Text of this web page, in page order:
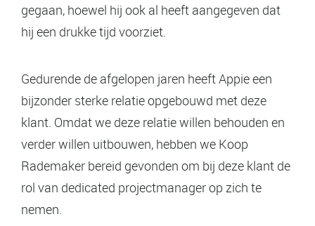
gegaan, hoewel hij ook al heeft aangegeven dat
hij een drukke tijd voorziet.
Gedurende de afgelopen jaren heeft Appie een
bijzonder sterke relatie opgebouwd met deze
klant. Omdat we deze relatie willen behouden en
verder willen uitbouwen, hebben we Koop
Rademaker bereid gevonden om bij deze klant de
rol van dedicated projectmanager op zich te
nemen.